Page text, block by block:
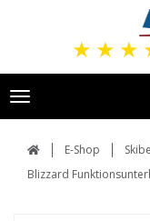
★ ★ ★
Toggle
navigation
E-Shop
Blizzard